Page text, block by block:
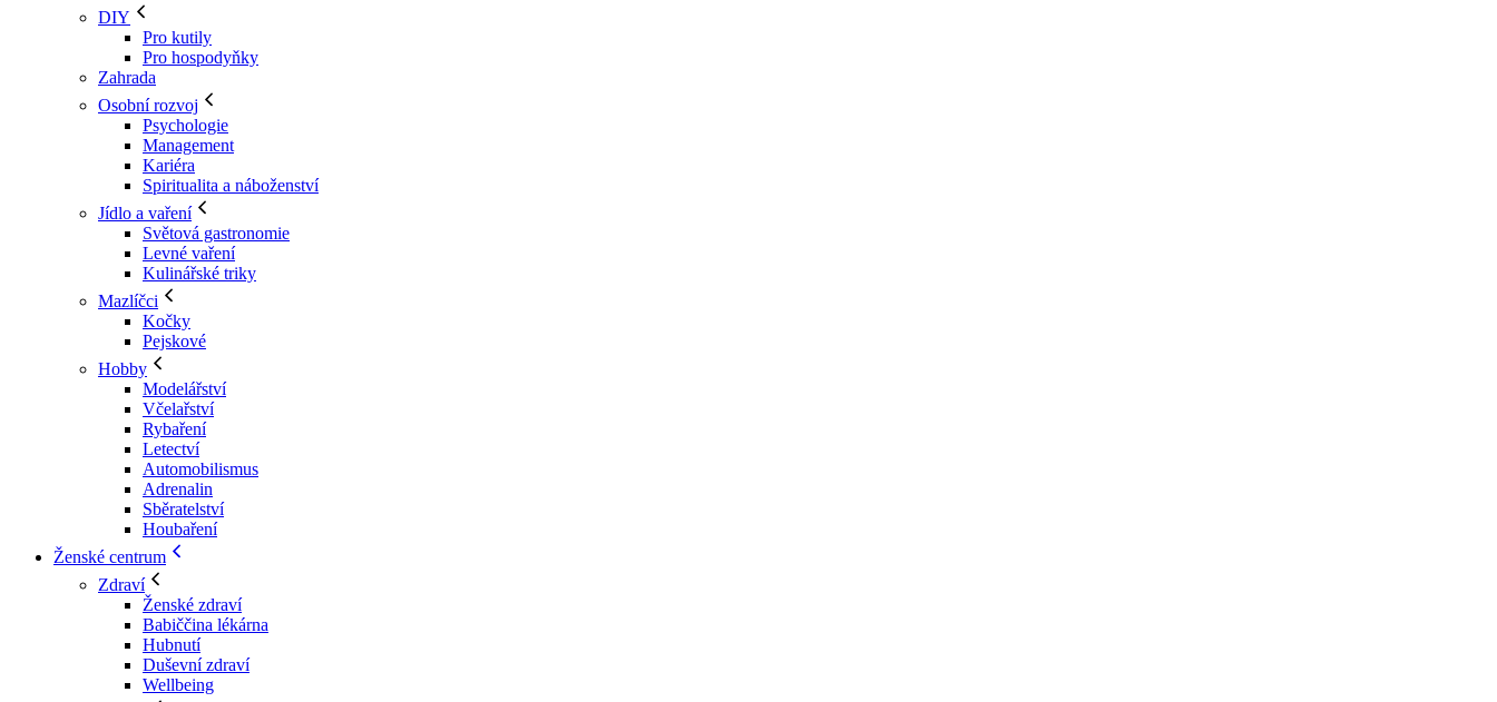
DIY
Pro kutily
Pro hospodyňky
Zahrada
Osobní rozvoj
Psychologie
Management
Kariéra
Spiritualita a náboženství
Jídlo a vaření
Světová gastronomie
Levné vaření
Kulinářské triky
Mazlíčci
Kočky
Pejskové
Hobby
Modelářství
Včelařství
Rybaření
Letectví
Automobilismus
Adrenalin
Sběratelství
Houbaření
Ženské centrum
Zdraví
Ženské zdraví
Babiččina lékárna
Hubnutí
Duševní zdraví
Wellbeing